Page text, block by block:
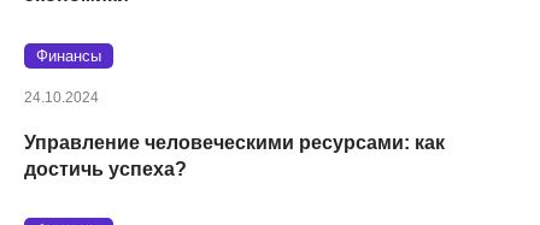
Финансы
24.10.2024
Управление человеческими ресурсами: как
достичь успеха?